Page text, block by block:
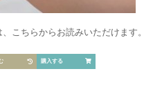
こちらからお読みいただけます。
購入する